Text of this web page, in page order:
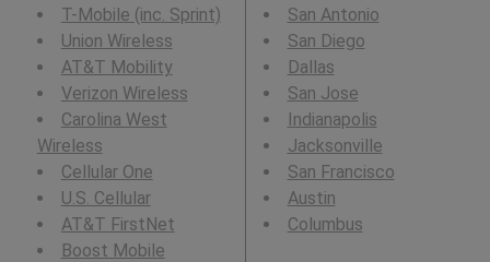
T-Mobile (inc. Sprint)
Union Wireless
AT&T Mobility
Verizon Wireless
Carolina West
Wireless
Cellular One
U.S. Cellular
AT&T FirstNet
Boost Mobile
San Antonio
San Diego
Dallas
San Jose
Indianapolis
Jacksonville
San Francisco
Austin
Columbus